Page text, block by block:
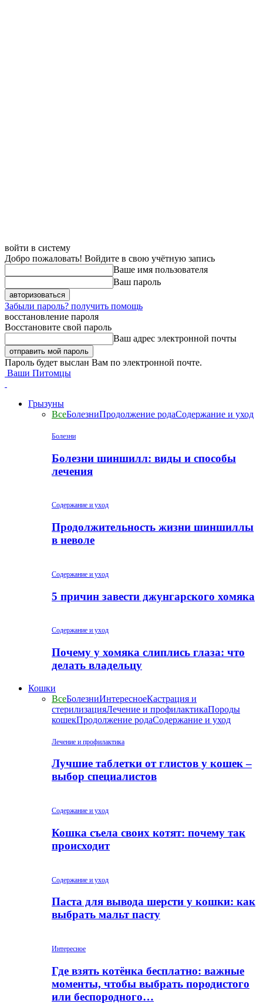
войти в систему
Добро пожаловать! Войдите в свою учётную запись
Ваше имя пользователя
Ваш пароль
Забыли пароль? получить помощь
восстановление пароля
Восстановите свой пароль
Ваш адрес электронной почты
Пароль будет выслан Вам по электронной почте.
Ваши Питомцы
Грызуны
ВсеБолезниПродолжение родаСодержание и уход
Болезни
Болезни шиншилл: виды и способы
лечения
Содержание и уход
Продолжительность жизни шиншиллы
в неволе
Содержание и уход
5 причин завести джунгарского хомяка
Содержание и уход
Почему у хомяка слиплись глаза: что
делать владельцу
Кошки
ВсеБолезниИнтересноеКастрация и
стерилизацияЛечение и профилактикаПороды
кошекПродолжение родаСодержание и уход
Лечение и профилактика
Лучшие таблетки от глистов у кошек –
выбор специалистов
Содержание и уход
Кошка съела своих котят: почему так
происходит
Содержание и уход
Паста для вывода шерсти у кошки: как
выбрать мальт пасту
Интересное
Где взять котёнка бесплатно: важные
моменты, чтобы выбрать породистого
или беспородного…